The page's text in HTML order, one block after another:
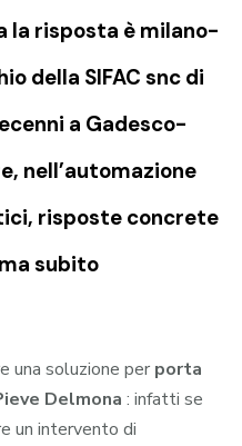
la risposta è milano-
della SIFAC snc di
a Gadesco-
nell’automazione
risposte concrete
subito
una soluzione per porta
Delmona : infatti se
un intervento di